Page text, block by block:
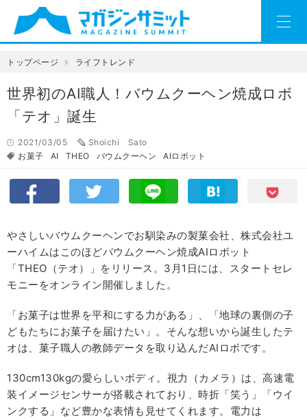
トップページ ライフトレンド
世界初のAI職人！バウムクーヘン焼成ロボ
「テオ」誕生
2021/03/05
Shoichi Sato
お菓子
AI THEO バウムクーヘン AIロボット
やさしいバウムクーヘンでお馴染みの製菓会社、株式会社ユ
ーハイムはこのほどバウムクーヘン焼成AIロボット
「THEO（テオ）」をリリース。3月1日には、スタートセレ
モニーをオンライン開催しました。
「お菓子は世界を平和にする力がある」、「地球の裏側の子
どもたちにお菓子を届けたい」。そんな想いから誕生したテ
オは、菓子職人の教師データを取り込んだAIロボです。
130cm130kgの愛らしいボディ。視力（カメラ）は、高速電
装イメージセンサーが搭載されており、時折「笑う」「ウイ
ンクする」など豊かな表情も見せてくれます。電力は